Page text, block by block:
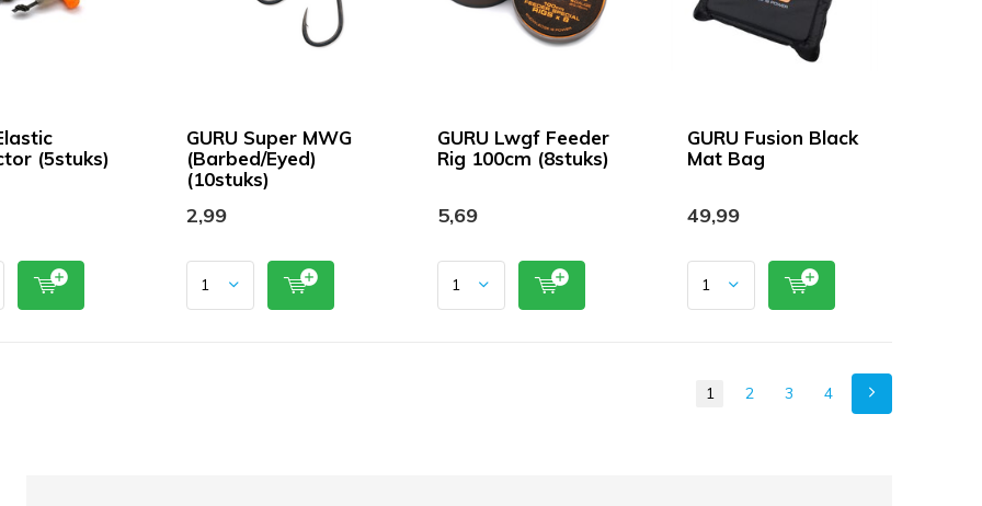
(5stuks)
GURU Super MWG
(Barbed/Eyed)
(10stuks)
2,99
GURU Lwgf Feeder
Rig 100cm (8stuks)
5,69
GURU Fusion Black
Mat Bag
49,99
1 2 3 4